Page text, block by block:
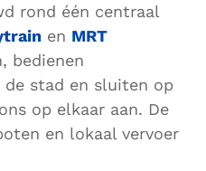
rond één centraal
en MRT
bedienen
de stad en sluiten op
op elkaar aan. De
en lokaal vervoer